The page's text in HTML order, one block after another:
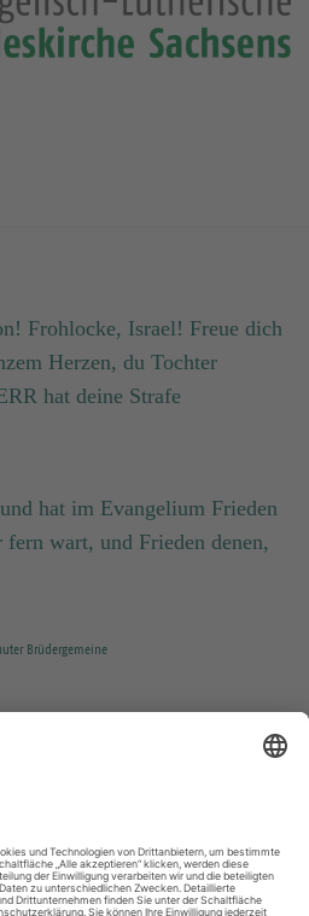
Frohlocke, Israel! Freue dich
Herzen, du Tochter
hat deine Strafe
hat im Evangelium Frieden
wart, und Frieden denen,
Brüdergemeine
SERVICE
KG.Tharandt@evlks.de